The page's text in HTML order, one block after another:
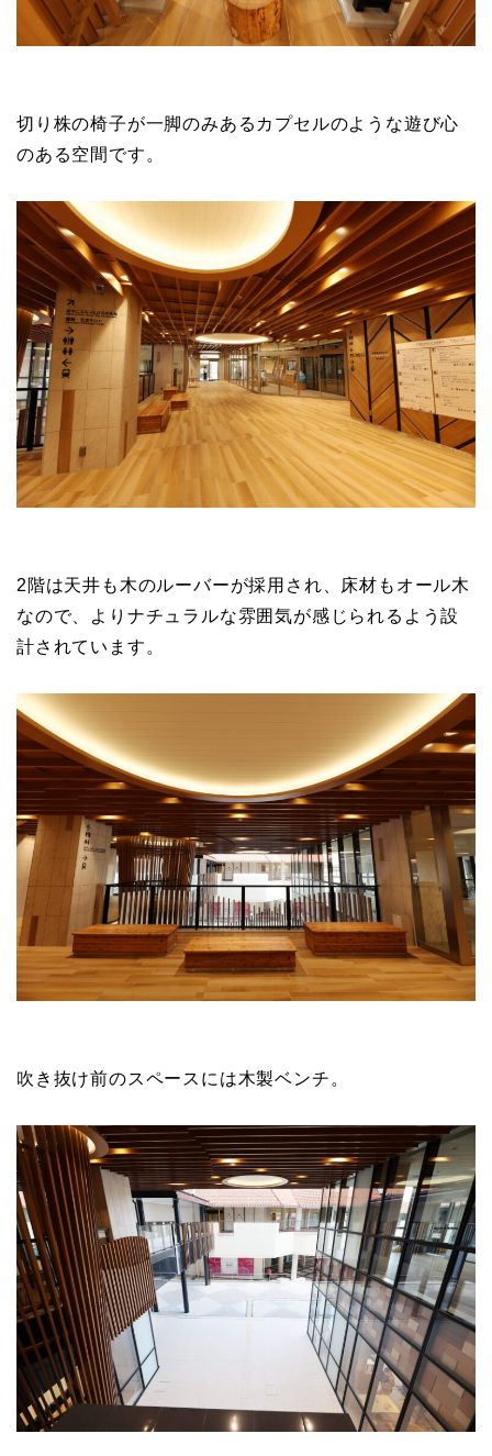
切り株の椅子が一脚のみあるカプセルのような遊び心
のある空間です。
2階は天井も木のルーバーが採用され、床材もオール木
なので、よりナチュラルな雰囲気が感じられるよう設
計されています。
吹き抜け前のスペースには木製ベンチ。